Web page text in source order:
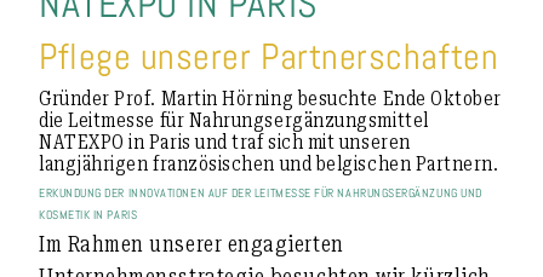
Pflege unserer Partnerschaften
Gründer Prof. Martin Hörning besuchte Ende Oktober
die Leitmesse für Nahrungsergänzungsmittel
NATEXPO in Paris und traf sich mit unseren
langjährigen französischen und belgischen Partnern.
ERKUNDUNG DER INNOVATIONEN AUF DER LEITMESSE FÜR NAHRUNGSERGÄNZUNG UND
KOSMETIK IN PARIS
Im Rahmen unserer engagierten